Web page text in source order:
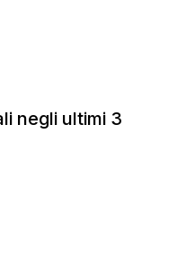
negli ultimi 3